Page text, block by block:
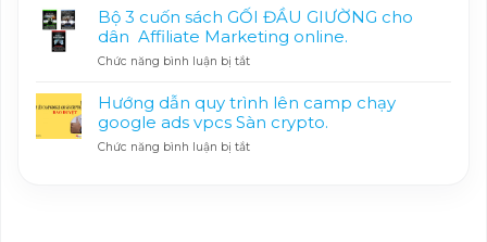
Spot
Futures
Miễn
Tất
Cả
Những
Gì
Cần
Biết
kiếm
tiền
accesstrade
cho
mới
bắt
đầu
hiệu
Bộ 3 cuốn sách GỐI ĐẦU GIƯỜNG cho
dân Affiliate Marketing online.
Chức năng bình luận bị tắtở
cuốn
sách
GỐI
Hướng dẫn quy trình lên camp chạy
google ads vpcs Sàn crypto.
Chức năng bình luận bị tắtở